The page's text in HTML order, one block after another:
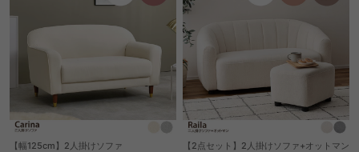
【幅125cm】2人掛けソファ 【2点セット】2人掛けソファ+オットマン